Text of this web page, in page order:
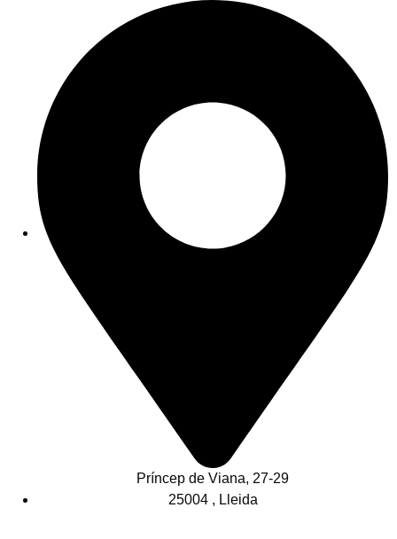
Príncep de Viana, 27-29
25004 , Lleida